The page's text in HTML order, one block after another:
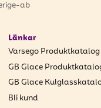
ab
Länkar
Varsego
GB Glace
GB Glace
Bli kund